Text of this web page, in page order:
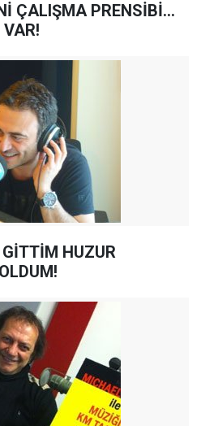
ÇALIŞMA PRENSİBİ...
VAR!
HUZUR